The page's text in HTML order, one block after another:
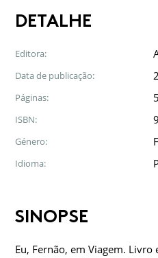
DETALHE
Editora:
Data de publicação:
Páginas:
ISBN:
Género:
Idioma:
SINOPSE
Eu, Fernão, em Viagem.